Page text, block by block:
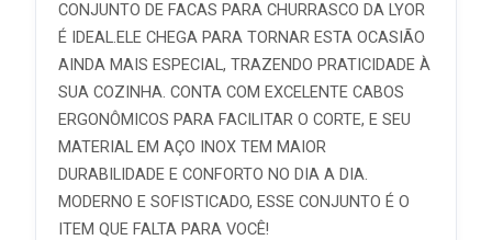
CONJUNTO DE FACAS PARA CHURRASCO DA LYOR
É IDEAL.ELE CHEGA PARA TORNAR ESTA OCASIÃO
AINDA MAIS ESPECIAL, TRAZENDO PRATICIDADE À
SUA COZINHA. CONTA COM EXCELENTE CABOS
ERGONÔMICOS PARA FACILITAR O CORTE, E SEU
MATERIAL EM AÇO INOX TEM MAIOR
DURABILIDADE E CONFORTO NO DIA A DIA.
MODERNO E SOFISTICADO, ESSE CONJUNTO É O
ITEM QUE FALTA PARA VOCÊ!